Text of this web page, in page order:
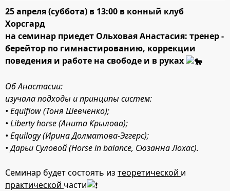
м
а
25 апреля (суббота) в 13:00 в конный клуб
Хорсгард
на семинар приедет Ольховая Анастасия: тренер -
берейтор по гимнастированию, коррекции
поведения и работе на свободе и в руках
Об Анастасии:
изучала подходы и принципы систем:
• Equiflow (Тоня Шевченко);
• Liberty horse (Анита Крылова);
• Equilogy (Ирина Долматова-Эггерс);
• Дарьи Суловой (Horse in balance, Сюзанна Лохас).
Семинар будет состоять из теоретической и
практической части